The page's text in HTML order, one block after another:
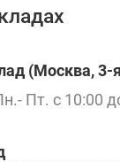
(Москва, 3-
Пт. с 10:00